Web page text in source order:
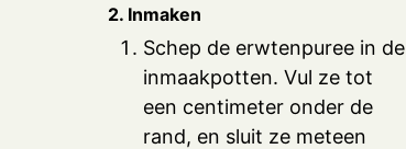
2. Inmaken
Schep de erwtenpuree in de
inmaakpotten. Vul ze tot
een centimeter onder de
rand, en sluit ze meteen